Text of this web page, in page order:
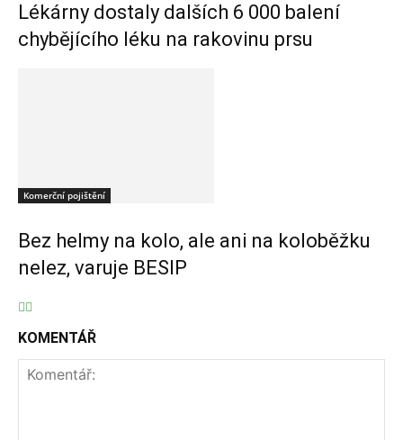
Lékárny dostaly dalších 6 000 balení
chybějícího léku na rakovinu prsu
Komerční pojištění
Bez helmy na kolo, ale ani na koloběžku
nelez, varuje BESIP
KOMENTÁŘ